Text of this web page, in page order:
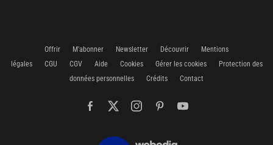
Offrir M'abonner Newsletter Découvrir
Mentions
légales
CGU CGV Aide Cookies Gérer les cookies
Protection des
données personnelles
Crédits Contact